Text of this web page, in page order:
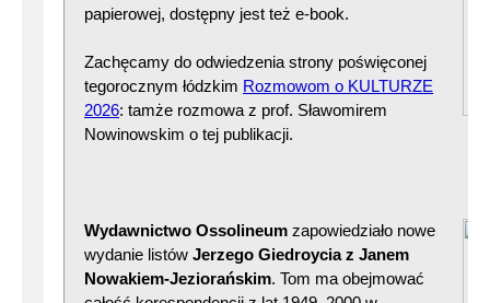
papierowej, dostępny jest też e-book.
Zachęcamy do odwiedzenia strony poświęconej
tegorocznym łódzkim Rozmowom o KULTURZE
2026: tamże rozmowa z prof. Sławomirem
Nowinowskim o tej publikacji.
Wydawnictwo Ossolineum zapowiedziało nowe
wydanie listów Jerzego Giedroycia z Janem
Nowakiem-Jeziorańskim. Tom ma obejmować